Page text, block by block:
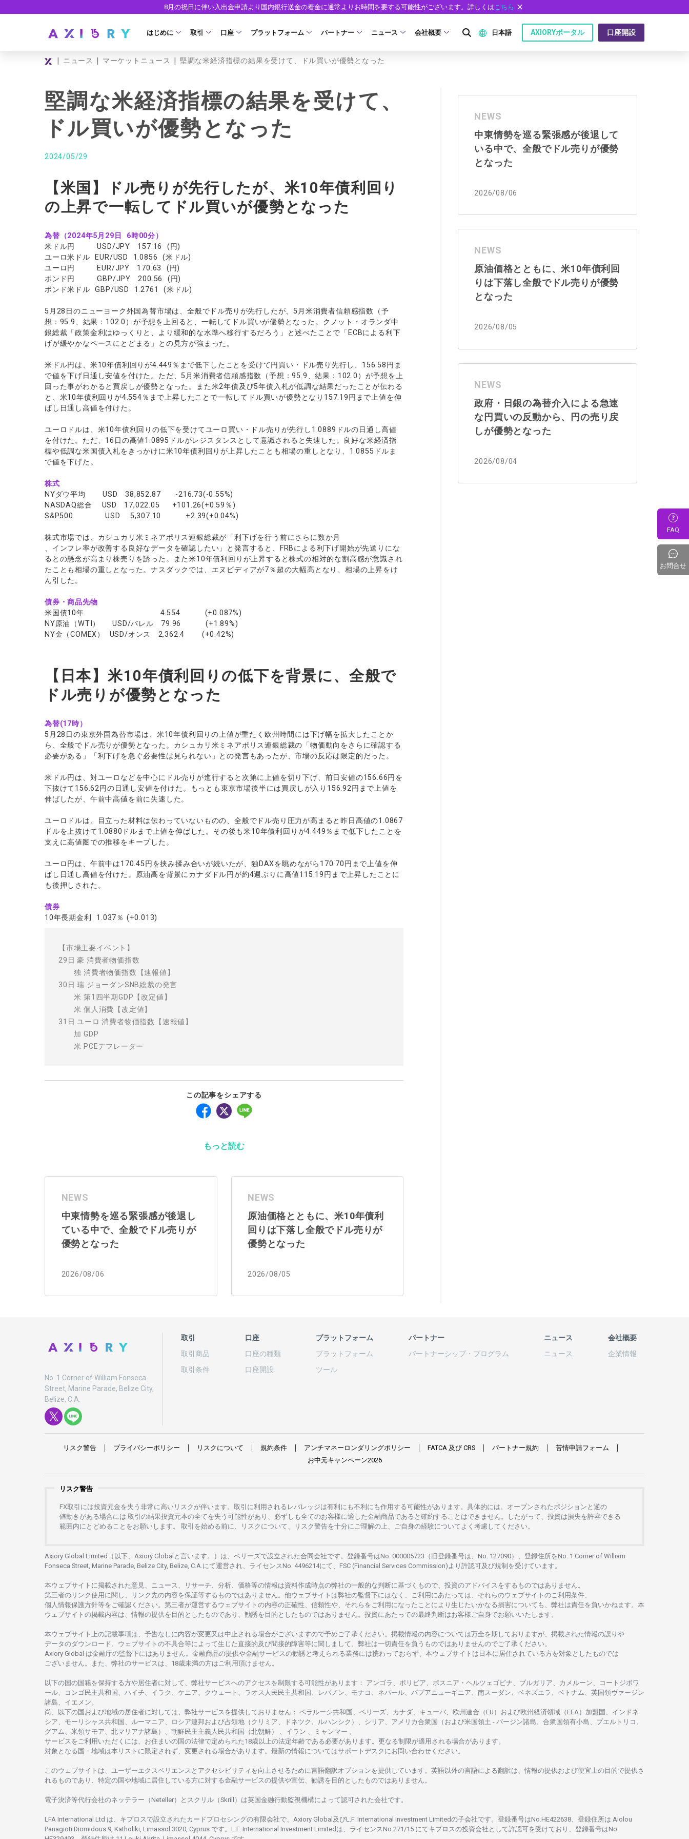
8月の祝日に伴い入出金申請より国内銀行送金の着金に通常よりお時間を要する可能性がございます。詳しくはこちら
はじめに
ライセンス
安全性
取引
FX（通貨ペア）
現物株式
ETF
エネルギーCFD
貴金属CFD
スプレッド・手数料
ゼロカットとロスカット
約定率
取引時間
口座
口座タイプ
法人のお客様
ゼロ口座 NEW
必要書類
プラットフォーム
MT5
MT4
cTrader
EA(エキスパートアドバイザー)
MQLシグナル
パートナー
イントロデュース・パートナープログラム（IP）
特別・VIPプログラム
ニュース
マーケットニュース
会社概要 日本語
日本語
عربى
Русский
Tiếng Việt
AXIORYポータル 口座開設
| ニュース | マーケットニュース | 堅調な米経済指標の結果を受けて、ドル買いが優勢となった
堅調な米経済指標の結果を受けて、
ドル買いが優勢となった
2024/05/29
【米国】ドル売りが先行したが、米10年債利回り
の上昇で一転してドル買いが優勢となった
為替（2024年5月29日 6時00分）
米ドル円 USD/JPY 157.16 (円)
ユーロ米ドル EUR/USD 1.0856 (米ドル)
ユーロ円 EUR/JPY 170.63 (円)
ポンド円 GBP/JPY 200.56 (円)
ポンド米ドル GBP/USD 1.2761 (米ドル)
5月28日のニューヨーク外国為替市場は、全般でドル売りが先行したが、5月米消費者信頼感指数（予
想：95.9、結果：102.0）が予想を上回ると、一転してドル買いが優勢となった。クノット・オランダ中
銀総裁「政策金利はゆっくりと、より緩和的な水準へ移行するだろう」と述べたことで「ECBによる利下
げが緩やかなペースにとどまる」との見方が強まった。
米ドル円は、米10年債利回りが4.449％まで低下したことを受けて円買い・ドル売り先行し、156.58円ま
で値を下げ日通し安値を付けた。ただ、5月米消費者信頼感指数（予想：95.9、結果：102.0）が予想を上
回った事がわかると買戻しが優勢となった。また米2年債及び5年債入札が低調な結果だったことが伝わる
と、米10年債利回りが4.554％まで上昇したことで一転してドル買いが優勢となり157.19円まで上値を伸
ばし日通し高値を付けた。
ユーロドルは、米10年債利回りの低下を受けてユーロ買い・ドル売りが先行し1.0889ドルの日通し高値
を付けた。ただ、16日の高値1.0895ドルがレジスタンスとして意識されると失速した。良好な米経済指
標や低調な米国債入札をきっかけに米10年債利回りが上昇したことも相場の重しとなり、1.0855ドルま
で値を下げた。
株式
NYダウ平均 USD 38,852.87 -216.73(-0.55%)
NASDAQ総合 USD 17,022.05 +101.26(+0.59％)
S&P500 USD 5,307.10 +2.39(+0.04%)
株式市場では、カシュカリ米ミネアポリス連銀総裁が「利下げを行う前にさらに数か月
、インフレ率が改善する良好なデータを確認したい」と発言すると、FRBによる利下げ開始が先送りにな
るとの懸念が高まり株売りを誘った。また米10年債利回りが上昇すると株式の相対的な割高感が意識され
たことも相場の重しとなった。ナスダックでは、エヌビディアが7％超の大幅高となり、相場の上昇をけ
ん引した。
債券・商品先物
米国債10年 4.554 (+0.087%)
NY原油（WTI） USD/バレル 79.96 (+1.89%)
NY金（COMEX） USD/オンス 2,362.4 (+0.42%)
【日本】米10年債利回りの低下を背景に、全般で
ドル売りが優勢となった
為替(17時）
5月28日の東京外国為替市場は、米10年債利回りの上値が重たく欧州時間には下げ幅を拡大したことか
ら、全般でドル売りが優勢となった。カシュカリ米ミネアポリス連銀総裁の「物価動向をさらに確認する
必要がある」「利下げを急ぐ必要性は見られない」との発言もあったが、市場の反応は限定的だった。
米ドル円は、対ユーロなどを中心にドル売りが進行すると次第に上値を切り下げ、前日安値の156.66円を
下抜けて156.62円の日通し安値を付けた。もっとも東京市場後半には買戻しが入り156.92円まで上値を
伸ばしたが、午前中高値を前に失速した。
ユーロドルは、目立った材料は伝わっていないものの、全般でドル売り圧力が高まると昨日高値の1.0867
ドルを上抜けて1.0880ドルまで上値を伸ばした。その後も米10年債利回りが4.449％まで低下したことを
支えに高値圏での推移をキープした。
ユーロ円は、午前中は170.45円を挟み揉み合いが続いたが、独DAXを眺めながら170.70円まで上値を伸
ばし日通し高値を付けた。原油高を背景にカナダドル円が約4週ぶりに高値115.19円まで上昇したことに
も後押しされた。
債券
10年長期金利 1.037％ (+0.013)
【市場主要イベント】
29日 豪 消費者物価指数
独 消費者物価指数【速報値】
30日 瑞 ジョーダンSNB総裁の発言
米 第1四半期GDP【改定値】
米 個人消費【改定値】
31日 ユーロ 消費者物価指数【速報値】
加 GDP
米 PCEデフレーター
この記事をシェアする
もっと読む
NEWS
中東情勢を巡る緊張感が後退し
ている中で、全般でドル売りが
優勢となった
2026/08/06
NEWS
原油価格とともに、米10年債利
回りは下落し全般でドル売りが
優勢となった
2026/08/05
NEWS
中東情勢を巡る緊張感が後退して
いる中で、全般でドル売りが優勢
となった
2026/08/06
NEWS
原油価格とともに、米10年債利回
りは下落し全般でドル売りが優勢
となった
2026/08/05
NEWS
政府・日銀の為替介入による急速
な円買いの反動から、円の売り戻
しが優勢となった
2026/08/04
No. 1 Corner of William Fonseca
Street, Marine Parade, Belize City,
Belize, C.A.
取引
取引商品
取引条件
口座
口座の種類
口座開設
プラットフォーム
プラットフォーム
ツール
パートナー
パートナーシップ・ プログラム
ニュース
ニュース
会社概要
企業情報
リスク警告 プライバシーポリシー リスクについて 規約条件 アンチマネーロンダリングポリシー FATCA 及び CRS パートナー規約 苦情申請フォーム
お中元キャンペーン2026
リスク警告
FX取引には投資元金を失う 非常に高い リスクが伴います。 取引に利用さ れる レバレッジは有利にも不利にも作用する可能性があります。 具体的には、 オープンさ れた ポジションと 逆の
値動きがある場合には 取引の結果投資元本の全てを失う 可能性があり、 必ずしも全てのお客様に適した金融商品であると 確約することはできません。したがって、 投資は損失を許容できる
範囲内にとどめることをお願いします 。 取引を始める前に、リスクについて、 リスク警告を十分に ご理解の 上、 ご自身の経験について よく 考慮してください。
Axiory Global Limited（以下、Axiory Globalと言います。）は、 ベリーズで設立さ れた合同会社です。 登録番号はNo. 000005723（旧登録番号は、No. 127090）、 登録住所をNo. 1 Corner of William
Fonseca Street, Marine Parade, Belize City, Belize, C.A.にて運営さ れ、 ライセンスNo. 4496214にて、FSC (Financial Services Commission)より 許認可及び規制を受けています。
本ウェブサイトに掲載さ れた意見、ニュース、リサーチ、分析、 価格等の情報は資料作成時点の弊社の一般的な判断に基づくもので、 投資のアドバイスをするものではありません。
第三者の リンク使用に関し、 リンク先の内容を保証等するものではありません。 他ウェブサイトは弊社の監督下にはな く、 ご利用に あたっては、 それらのウェブサイトの ご利用条件、
個人情報保護方針等を ご確認ください。 第三者が運営するウェブサイトの内容の正確性、信頼性や、それらをご利用になったことにより 生じたいかなる損害についても、 弊社は責任を負いかね ます。 本
ウェブサイトの掲載内容は、 情報の提供を 目的としたものであり、 勧誘を 目的としたものではありません。 投資に あたっての最終判断はお客様ご自身でお願いいたします。
本ウェブサイト 上の記載事項は、 予告なしに 内容が変更又は中止さ れる場合がございますので予めご了承ください。 掲載情報の内容については万全を期しておりますが、 掲載さ れた情報の誤りや
データのダウンロード、 ウェブサイトの不具合等に よって生じた 直接的及び間接的障害等に関し まして、 弊社は一切責任を負うものではありませんのでご了承ください。
Axiory Global は金融庁の監督下にはありません。 金融商品の提供や金融サービスの勧誘と 考えられる業務には携わっておらず、 本ウェブサイトは 日本に 居住さ れている方を対象としたものでは
ございません。
また、 弊社のサービスは、18歳未満の方は ご利用頂けません 。
以下の国の国籍を保持する方や居住者に対して、 弊社サービスへのアクセスを制限する可能性があります ： アンゴラ、ボリビア、 ボスニア ・ ヘルツェゴビナ、ブルガリア、カメルーン、コートジボワ
ール、
コンゴ民主共和国、ハイチ、イラク、ケニア、クウェート、 ラオス 人民民主共和国、レバノン、モナコ、ネパール、パプアニューギニア、 南スーダン、ベネズエラ、ベトナム、 英国領ヴァージン
諸島、 イエメン。
尚、 以下の国および地域の居住者に対しては、 弊社サービスを提供しておりません ： ベラルーシ共和国、ベリーズ、カナダ、キューバ、 欧州連合 （EU） および欧州経済領域 （EEA）加盟国、インドネ
シア、 モーリシャス共和国、ルーマニア、 ロシア連邦および占領地 （クリミア、ドネツク、ルハンシク）、シリア、 アメリカ合衆国 （および米国領土 - バージン諸島、合衆国領有小島、プエルトリコ、
グアム、 米領サモア、 北マリアナ諸島）、 朝鮮民主主義人民共和国 （北朝鮮） 、イラン 、ミャンマー 。
サービスを ご利用いただくには、お住まいの国の法律で定められた 18歳以上の法定年齢である必要があります。 更なる制限が適用さ れる場合があります。
対象となる国 ・ 地域は本 リストに限定さ れず、 変更さ れる場合があります。 最新の情報についてはサポートデスクに お問い合わせくださ い。
このウェブサイトは、 ユーザーエクスペリエンスと アクセシビリティを向上さ せるために言語翻訳オプションを提供しています。 英語以外の言語に よる翻訳は、 情報の提供および便宜上の目的で提供さ
れるものであり、 特定の国や地域に 居住している方に対する金融サービスの提供や宣伝、 勧誘を 目的としたものではありません。
電子決済等代行会社のネッテラー （Neteller）と スクリル （Skrill）は英国金融行動監視機構に よって認可さ れた会社です。
LFA International Ltd は、 キプロスで設立さ れた カードプロセシングの有限会社で、Axiory Global及びL.F. International Investment Limitedの子会社です。 登録番号はNo.HE422638、 登録住所は Aiolou
Panagioti Diomidous 9, Katholiki, Limassol 3020, Cyprus です。L.F. International Investment Limitedは、 ライセンスNo.271/15 にてキプロスの投資会社として許認可を受けており、 登録番号はNo.
FAQ
お問合せ